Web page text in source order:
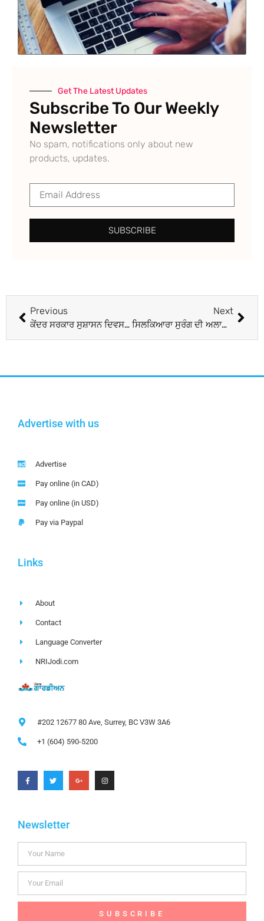
Get The Latest Updates
Subscribe To Our Weekly
Newsletter
No spam, notifications only about new
products, updates.
SUBSCRIBE
Previous
ਕੇਂਦਰ ਸਰਕਾਰ ਸੁਸ਼ਾਸਨ ਦਿਵਸ ਮੌਕੇ ਅੱਜ ਤੋਂ ਸਰਕਾਰੀ ਮੁਲਾਜ਼ਮਾਂ ਲਈ ਸ਼ੁਰੂ ਹੋਵੇਗਾ ਸਿਖਲਾਈ ਪ੍ਰੋਗਰਾਮ
Next
ਸਿਲਕਿਆਰਾ ਸੁਰੰਗ ਦੀ ਅਲਾਈਨਮੈਂਟ ਗ਼ਲਤ ਤੇ ਨਿਗਰਾਨੀ ’ਚ ਵੀ ਉਕਾਈ, ਆਰੰਭਕ ਜਾਂਚ ਰਿਪੋਰਟ ‘ਚ ਆਇਆ ਸਾਹਮਣੇ
Advertise with us
Advertise
Pay online (in CAD)
Pay online (in USD)
Pay via Paypal
Links
About
Contact
Language Converter
NRIJodi.com
#202 12677 80 Ave, Surrey, BC V3W 3A6
+1 (604) 590-5200
Newsletter
SUBSCRIBE